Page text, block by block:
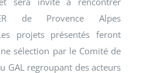
de Provence Alpes
projets présentés feront
sélection par le Comité de
GAL regroupant des acteurs